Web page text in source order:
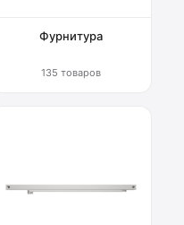
Фурнитура
135 товаров